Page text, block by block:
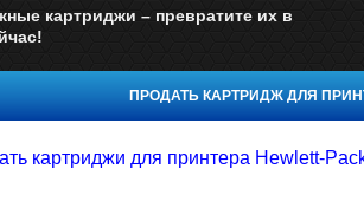
картриджи – превратите их в
ПРОДАТЬ КАРТРИДЖ ДЛЯ
картриджи для принтера Hewlett-